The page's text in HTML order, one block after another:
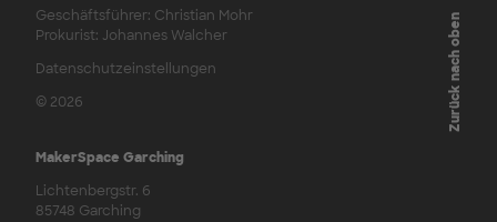
Geschäftsführer: Christian Mohr
Prokurist: Johannes Walcher
Datenschutzeinstellungen
© 2026
MakerSpace Garching
Lichtenbergstr. 6
85748 Garching
Zurück nach oben